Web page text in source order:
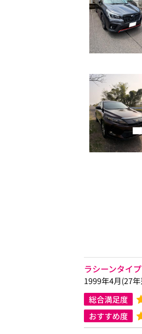
ラシーンタイ
1999年4月(27
総合満足度
おすすめ度